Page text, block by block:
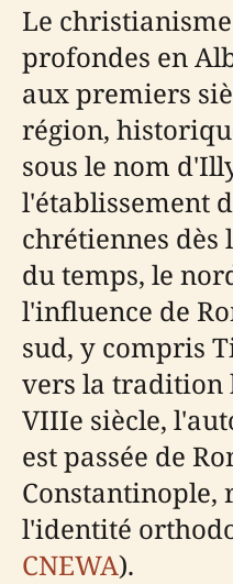
Le
profondes en
aux premiers
région,
sous le nom
l'établissement
chrétiennes dès
du temps, le
l'influence de
sud, y compris
vers la tradition
VIIIe siècle,
est passée de
Constantinople,
l'identité
CNEWA).